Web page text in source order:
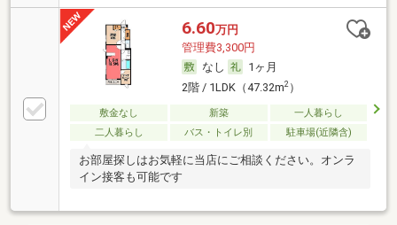
6.60万円
管理費3,300円
なし
1ヶ月
2階 / 1LDK（47.32m2）
敷金なし 新築
一人暮らし
二人暮らし
バス・トイレ別 駐車場(近隣含)
お部屋探しはお気軽に当店にご相談ください。オンラ
イン接客も可能です